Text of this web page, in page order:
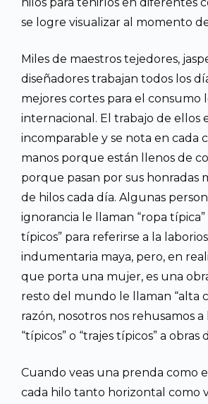
se logre visualizar al momento
Miles de maestros tejedores,
diseñadores trabajan todos los
mejores cortes para el consumo
internacional. El trabajo de ellos
incomparable y se nota en cada
manos porque están llenos de
porque pasan por sus honradas
de hilos cada día. Algunas
ignorancia le llaman “ropa típica”
típicos” para referirse a la
indumentaria maya, pero, en
que porta una mujer, es una
resto del mundo le llaman “alta
razón, nosotros nos rehusamos
“típicos” o “trajes típicos” a obras
Cuando veas una prenda como
cada hilo tanto horizontal como